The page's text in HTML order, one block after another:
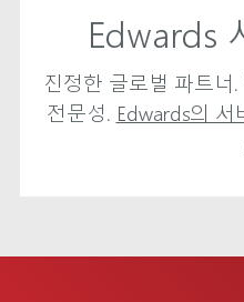
Edwards
진정한 글로벌 파트너
전문성. Edwards의